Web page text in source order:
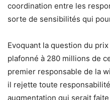
coordination entre les
sorte de sensibilités qui
Evoquant la question du
plafonné à 280 millions de
premier responsable de la
il rejette toute
augmentation qui serait